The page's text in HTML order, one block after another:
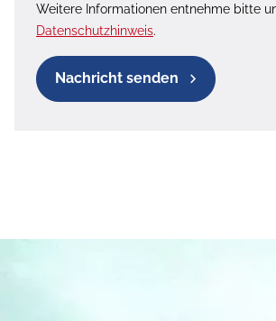
Weitere Informationen entnehme bitte
Datenschutzhinweis.
Nachricht senden